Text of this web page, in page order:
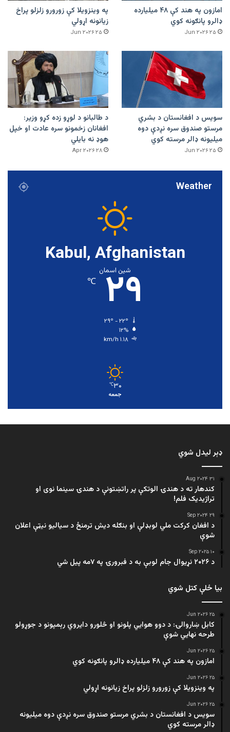
امازون په هند کې ۴۸ میلیارده
ډالرو پانګونه کوي
۲۵ Jun ۲۰۲۶
په وینزویلا کې زورورو زلزلو پراخ
زیانونه اړولي
۲۵ Jun ۲۰۲۶
سویس د افغانستان د بشري
مرستو صندوق سره نږدې دوه
میلیونه ډالر مرسته کوي
۲۵ Jun ۲۰۲۶
د طالبانو د لوړو زده کړو وزیر:
افغانان زخمونو سره عادت او خپل
هوډ نه بایلي
۲۸ Apr ۲۰۲۶
Weather
Kabul, Afghanistan
شین اسمان
۲۹ ℃
۱۲%
۱.۱۸ km/h
۳۰℃
جمعه
ډېر لیدل شوي
۳۱ Aug ۲۰۲۴
کندهار ته د هندۍ الوتکې پر راتښتونې د هندۍ سینما نوی او
تراژيديک فلم!
۲۹ Sep ۲۰۲۴
د افغان کرکت ملي لوبډلې او بنګله دیش ترمنځ د سیالیو نیټې اعلان
شوې
۱۰ Sep ۲۰۲۵
د ۲۰۲۶ نړیوال جام لوبې به د فبرورۍ په ۷مه پیل شي
بیا ځلې کتل شوي
۲۵ Jun ۲۰۲۶
کابل ښاروالۍ: د دوو هوايي پلونو او څلورو دایروي رېمپونو د جوړولو
طرحه نهایي شوې
۲۵ Jun ۲۰۲۶
امازون په هند کې ۴۸ میلیارده ډالرو پانګونه کوي
۲۵ Jun ۲۰۲۶
په وینزویلا کې زورورو زلزلو پراخ زیانونه اړولي
۲۵ Jun ۲۰۲۶
سویس د افغانستان د بشري مرستو صندوق سره نږدې دوه میلیونه
ډالر مرسته کوي